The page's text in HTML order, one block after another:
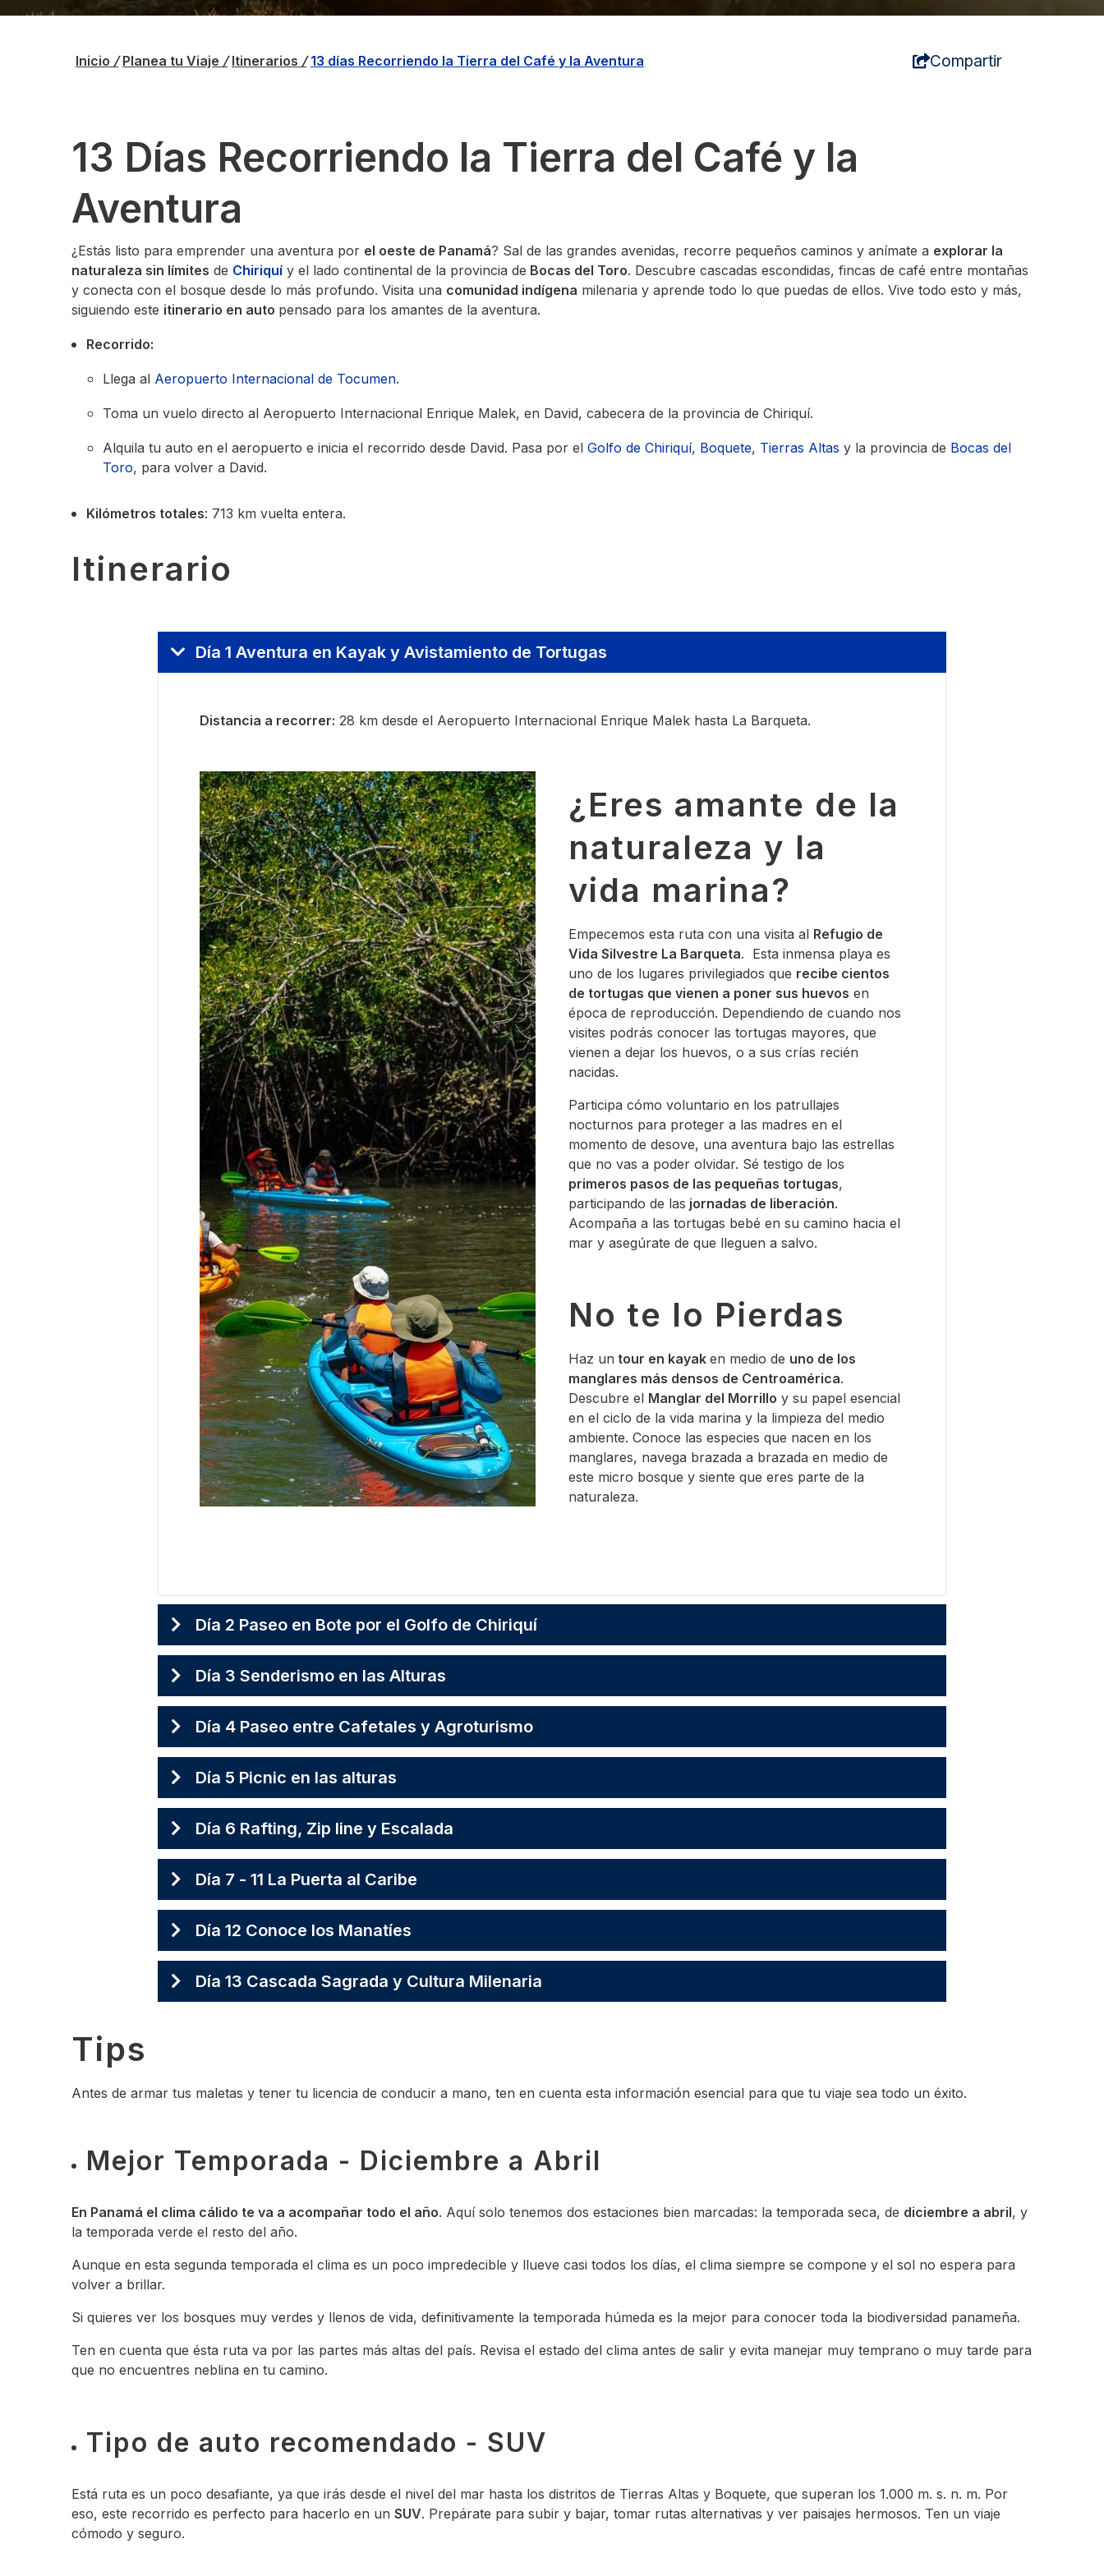
Inicio / Planea tu Viaje / Itinerarios / 13 días Recorriendo la Tierra del Café y la Aventura Compartir
13 Días Recorriendo la Tierra del Café y la
Aventura
¿Estás listo para emprender una aventura por el oeste de Panamá? Sal de las grandes avenidas, recorre pequeños caminos y anímate a explorar la
naturaleza sin límites de Chiriquí y el lado continental de la provincia de Bocas del Toro. Descubre cascadas escondidas, fincas de café entre montañas
y conecta con el bosque desde lo más profundo. Visita una comunidad indígena milenaria y aprende todo lo que puedas de ellos. Vive todo esto y más,
siguiendo este itinerario en auto pensado para los amantes de la aventura.
Recorrido:
​Llega al Aeropuerto Internacional de Tocumen.
Toma un vuelo directo al Aeropuerto Internacional Enrique Malek, en David, cabecera de la provincia de Chiriquí.
Alquila tu auto en el aeropuerto e inicia el recorrido desde David. Pasa por el Golfo de Chiriquí, Boquete, Tierras Altas y la provincia de Bocas del
Toro, para volver a David.
Kilómetros totales: 713 km vuelta entera.
Itinerario
Día 1 Aventura en Kayak y Avistamiento de Tortugas
Distancia a recorrer: 28 km desde el Aeropuerto Internacional Enrique Malek hasta La Barqueta.
¿Eres amante de la
naturaleza y la
vida marina?
Empecemos esta ruta con una visita al Refugio de
Vida Silvestre La Barqueta. Esta inmensa playa es
uno de los lugares privilegiados que recibe cientos
de tortugas que vienen a poner sus huevos en
época de reproducción. Dependiendo de cuando nos
visites podrás conocer las tortugas mayores, que
vienen a dejar los huevos, o a sus crías recién
nacidas.
Participa cómo voluntario en los patrullajes
nocturnos para proteger a las madres en el
momento de desove, una aventura bajo las estrellas
que no vas a poder olvidar. Sé testigo de los
primeros pasos de las pequeñas tortugas,
participando de las jornadas de liberación.
Acompaña a las tortugas bebé en su camino hacia el
mar y asegúrate de que lleguen a salvo.
No te lo Pierdas
Haz un tour en kayak en medio de uno de los
manglares más densos de Centroamérica.
Descubre el Manglar del Morrillo y su papel esencial
en el ciclo de la vida marina y la limpieza del medio
ambiente. Conoce las especies que nacen en los
manglares, navega brazada a brazada en medio de
este micro bosque y siente que eres parte de la
naturaleza.
Día 2 Paseo en Bote por el Golfo de Chiriquí
Día 3 Senderismo en las Alturas
Día 4 Paseo entre Cafetales y Agroturismo
Día 5 Picnic en las alturas
Día 6 Rafting, Zip line y Escalada
Día 7 - 11 La Puerta al Caribe
Día 12 Conoce los Manatíes
Día 13 Cascada Sagrada y Cultura Milenaria
Tips
Antes de armar tus maletas y tener tu licencia de conducir a mano, ten en cuenta esta información esencial para que tu viaje sea todo un éxito.
Mejor Temporada - Diciembre a Abril
En Panamá el clima cálido te va a acompañar todo el año. Aquí solo tenemos dos estaciones bien marcadas: la temporada seca, de diciembre a abril, y
la temporada verde el resto del año.
Aunque en esta segunda temporada el clima es un poco impredecible y llueve casi todos los días, el clima siempre se compone y el sol no espera para
volver a brillar.
Si quieres ver los bosques muy verdes y llenos de vida, definitivamente la temporada húmeda es la mejor para conocer toda la biodiversidad panameña.
Ten en cuenta que ésta ruta va por las partes más altas del país. Revisa el estado del clima antes de salir y evita manejar muy temprano o muy tarde para
que no encuentres neblina en tu camino.
Tipo de auto recomendado - SUV
Está ruta es un poco desafiante, ya que irás desde el nivel del mar hasta los distritos de Tierras Altas y Boquete, que superan los 1.000 m. s. n. m. Por
eso, este recorrido es perfecto para hacerlo en un SUV. Prepárate para subir y bajar, tomar rutas alternativas y ver paisajes hermosos. Ten un viaje
cómodo y seguro.